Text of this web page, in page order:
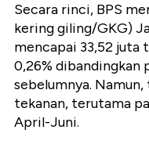
Secara rinci, BPS
kering giling/GKG)
mencapai 33,52 juta
0,26% dibandingkan
sebelumnya.
tekanan, terutama
April-Juni.